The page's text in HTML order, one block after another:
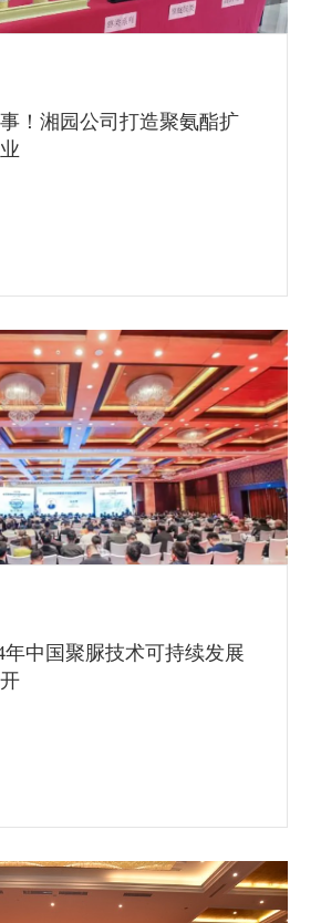
！湘园公司打造聚氨酯扩
年中国聚脲技术可持续发展